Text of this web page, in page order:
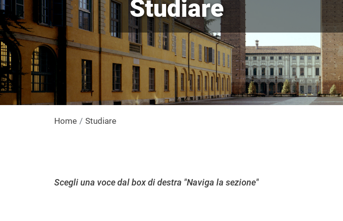
Studiare
Home Studiare
Scegli una voce dal box di destra "Naviga la sezione"